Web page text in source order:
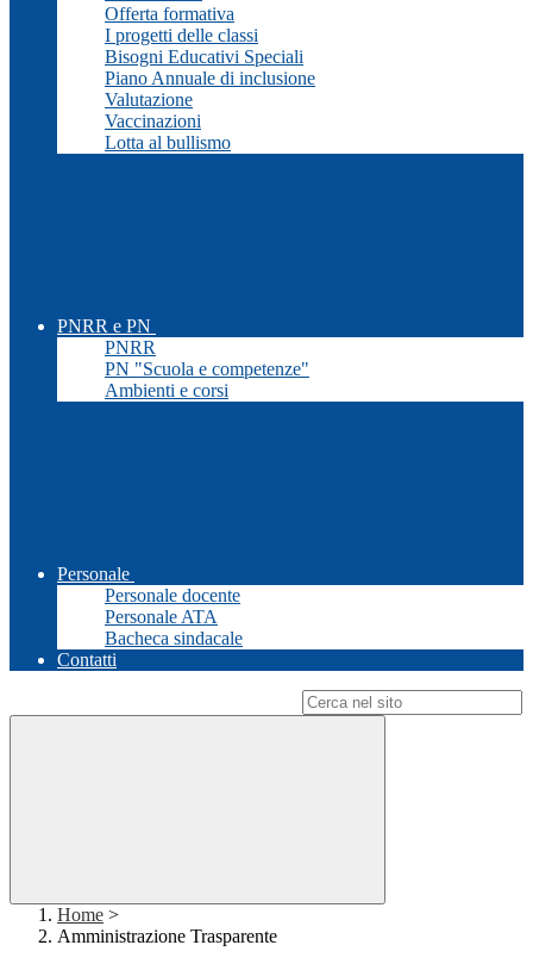
Offerta formativa
I progetti delle classi
Bisogni Educativi Speciali
Piano Annuale di inclusione
Valutazione
Vaccinazioni
Lotta al bullismo
PNRR e PN
PNRR
PN "Scuola e competenze"
Ambienti e corsi
Personale
Personale docente
Personale ATA
Bacheca sindacale
Contatti
Home >
Amministrazione Trasparente